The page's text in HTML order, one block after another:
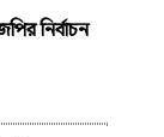
নির্বাচন